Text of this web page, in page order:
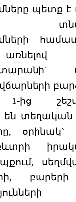
պետք է
1-ից
են տեղական
օրինակ`